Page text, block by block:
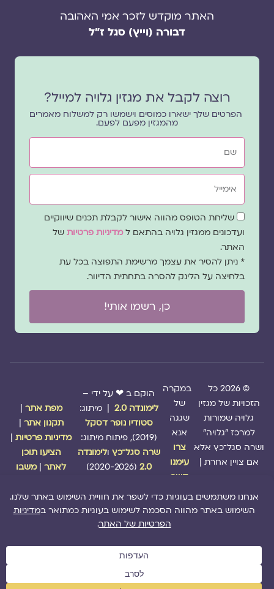
האתר מוקדש לזכר אמי האהובה
דבורה (וייץ) סגל ז"ל
רוצה לקבל את מגזין גלויה למייל?
הפרטים שלך ישארו כמוסים וישמשו רק למשלוח מאמרים
מהמגזין מפעם לפעם.
שם
אימייל
שדה
הסכמה
שליחת הטופס מהווה אישור לקבלת תכנים שיווקיים
ועדכונים ממגזין גלויה בהתאם ל מדיניות פרטיותשל
האתר.
* ניתן להסיר את עצמך מרשימת התפוצה בכל עת
בלחיצה על הלינק להסרה בתחתית הדיוור.
כן, רשמו אותי!
© 2026 כל
הזכויות של מגזין
גלויה שמורות
למרכז "גלויה"
ושרה סגל־כץ אלא
אם צויין אחרת |
במקרה
של
שגגה
אנא
צרו
עימנו
קשר
הוקם ב ❤ על ידי –
לימונדה 2.0
| מיתוג:
סטודיו נופר דסקל
שרה סגל־כץולימונדה
2.0
(2020-2026)
מפת אתר|
תקנון אתר|
מדיניות פרטיות|
הציעו תוכן
לאתר| משבו